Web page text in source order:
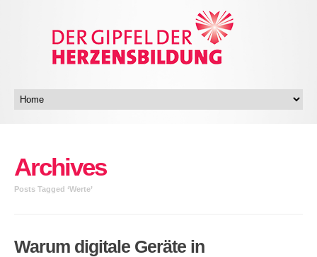
Archives
Posts Tagged ‘Werte’
Warum digitale Geräte in